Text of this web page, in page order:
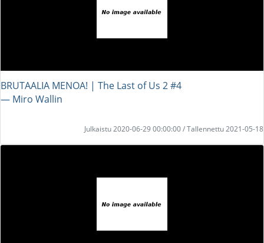
BRUTAALIA MENOA! | The Last of Us 2 #4
― Miro Wallin
Julkaistu 2020-06-29 00:00:00 / Tallennettu 2021-05-18